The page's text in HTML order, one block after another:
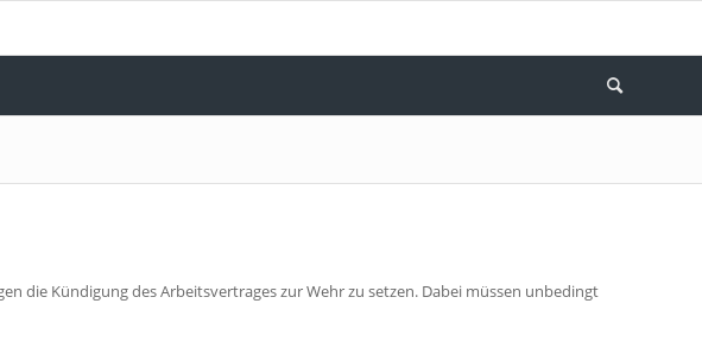
die Kündigung des Arbeitsvertrages zur Wehr zu setzen. Dabei müssen unbedingt